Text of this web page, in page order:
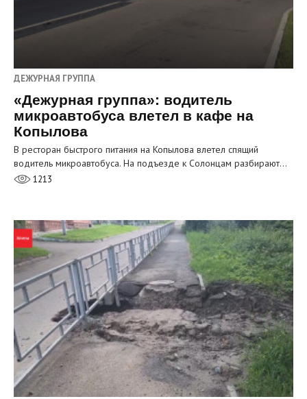
ДЕЖУРНАЯ ГРУППА
«Дежурная группа»: водитель
микроавтобуса влетел в кафе на
Копылова
В ресторан быстрого питания на Копылова влетел спящий
водитель микроавтобуса. На подъезде к Солонцам разбирают…
1213